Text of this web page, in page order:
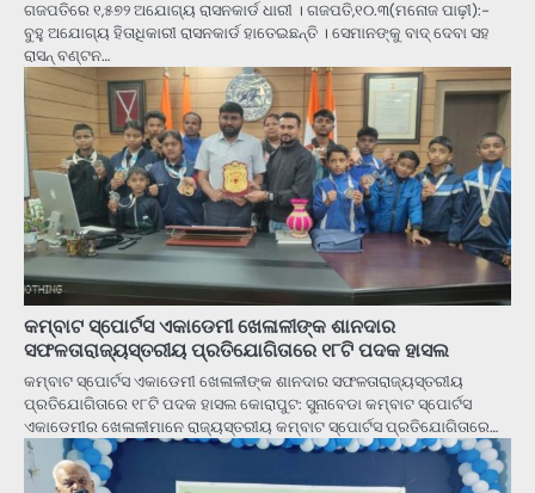
ଗଜପତିରେ ୧,୫୭୨ ଅଯୋଗ୍ୟ ରାସନକାର୍ଡ ଧାରୀ । ଗଜପତି,୧୦.୩(ମନୋଜ ପାଢ଼ୀ):-
ବୁହୁ ଅଯୋଗ୍ୟ ହିତାଧିକାରୀ ରାସନକାର୍ଡ ହାତେଇଛନ୍ତି । ସେମାନଙ୍କୁ ବାଦ୍ ଦେବା ସହ
ରାସନ୍ ବଣ୍ଟନ…
କମ୍ବାଟ ସ୍ପୋର୍ଟସ ଏକାଡେମୀ ଖେଳାଳୀଙ୍କ ଶାନଦାର
ସଫଳତାରାଜ୍ୟସ୍ତରୀୟ ପ୍ରତିଯୋଗିତାରେ ୧୮ଟି ପଦକ ହାସଲ
କମ୍ବାଟ ସ୍ପୋର୍ଟସ ଏକାଡେମୀ ଖେଳାଳୀଙ୍କ ଶାନଦାର ସଫଳତାରାଜ୍ୟସ୍ତରୀୟ
ପ୍ରତିଯୋଗିତାରେ ୧୮ଟି ପଦକ ହାସଲ କୋରାପୁଟ: ସୁନାବେଡା କମ୍ବାଟ ସ୍ପୋର୍ଟସ
ଏକାଡେମୀର ଖେଳାଳୀମାନେ ରାଜ୍ୟସ୍ତରୀୟ କମ୍ବାଟ ସ୍ପୋର୍ଟସ ପ୍ରତିଯୋଗିତାରେ…